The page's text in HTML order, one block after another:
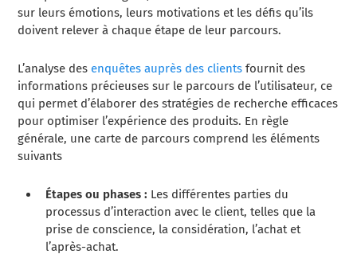
sur leurs émotions, leurs motivations et les défis qu’ils
doivent relever à chaque étape de leur parcours.
L’analyse des enquêtes auprès des clients fournit des
informations précieuses sur le parcours de l’utilisateur, ce
qui permet d’élaborer des stratégies de recherche efficaces
pour optimiser l’expérience des produits. En règle
générale, une carte de parcours comprend les éléments
suivants
Étapes ou phases : Les différentes parties du
processus d’interaction avec le client, telles que la
prise de conscience, la considération, l’achat et
l’après-achat.